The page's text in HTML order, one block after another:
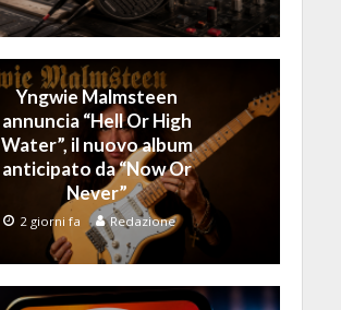
Yngwie Malmsteen
annuncia “Hell Or High
Water”, il nuovo album
anticipato da “Now Or
Never”
2 giorni fa Redazione